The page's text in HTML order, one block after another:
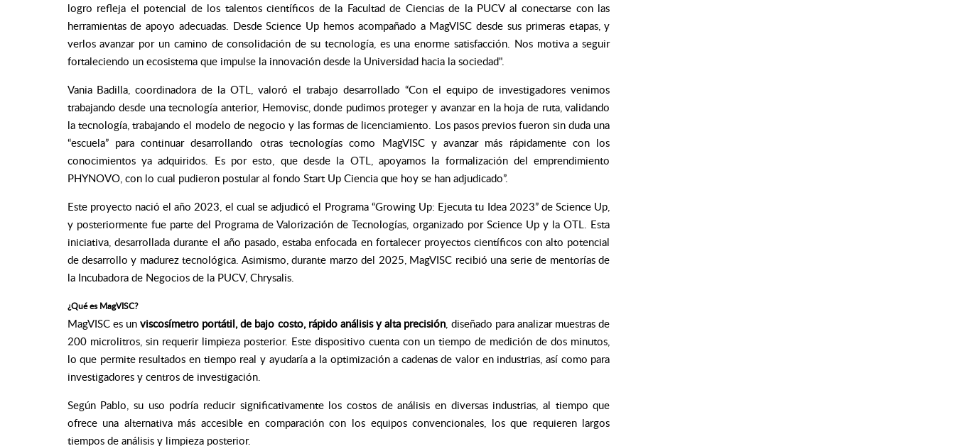
logro refleja el potencial de los talentos científicos de la Facultad de Ciencias de la PUCV al conectarse con las
herramientas de apoyo adecuadas. Desde Science Up hemos acompañado a MagVISC desde sus primeras etapas, y
verlos avanzar por un camino de consolidación de su tecnología, es una enorme satisfacción. Nos motiva a seguir
fortaleciendo un ecosistema que impulse la innovación desde la Universidad hacia la sociedad".
Vania Badilla, coordinadora de la OTL, valoró el trabajo desarrollado “Con el equipo de investigadores venimos
trabajando desde una tecnología anterior, Hemovisc, donde pudimos proteger y avanzar en la hoja de ruta, validando
la tecnología, trabajando el modelo de negocio y las formas de licenciamiento. Los pasos previos fueron sin duda una
“escuela” para continuar desarrollando otras tecnologías como MagVISC y avanzar más rápidamente con los
conocimientos ya adquiridos. Es por esto, que desde la OTL, apoyamos la formalización del emprendimiento
PHYNOVO, con lo cual pudieron postular al fondo Start Up Ciencia que hoy se han adjudicado”.
Este proyecto nació el año 2023, el cual se adjudicó el Programa “Growing Up: Ejecuta tu Idea 2023” de Science Up,
y posteriormente fue parte del Programa de Valorización de Tecnologías, organizado por Science Up y la OTL. Esta
iniciativa, desarrollada durante el año pasado, estaba enfocada en fortalecer proyectos científicos con alto potencial
de desarrollo y madurez tecnológica. Asimismo, durante marzo del 2025, MagVISC recibió una serie de mentorías de
la Incubadora de Negocios de la PUCV, Chrysalis.
¿Qué es MagVISC?
MagVISC es un viscosímetro portátil, de bajo costo, rápido análisis y alta precisión, diseñado para analizar muestras de
200 microlitros, sin requerir limpieza posterior. Este dispositivo cuenta con un tiempo de medición de dos minutos,
lo que permite resultados en tiempo real y ayudaría a la optimización a cadenas de valor en industrias, así como para
investigadores y centros de investigación.
Según Pablo, su uso podría reducir significativamente los costos de análisis en diversas industrias, al tiempo que
ofrece una alternativa más accesible en comparación con los equipos convencionales, los que requieren largos
tiempos de análisis y limpieza posterior.